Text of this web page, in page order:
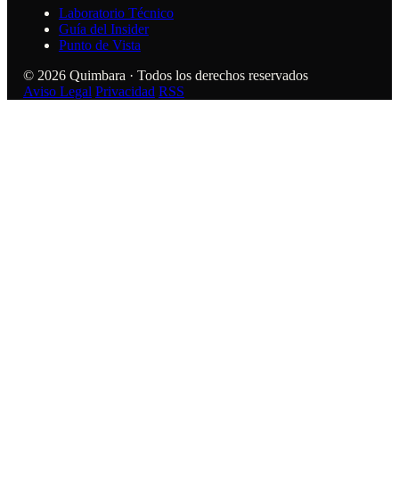
Laboratorio Técnico
Guía del Insider
Punto de Vista
© 2026 Quimbara · Todos los derechos reservados
Aviso Legal Privacidad RSS